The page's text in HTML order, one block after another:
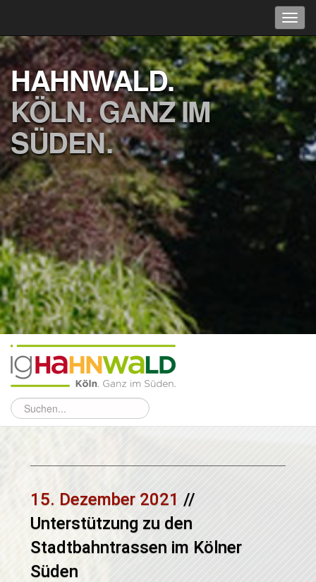
HAHNWALD.
KÖLN. GANZ IM
SÜDEN.
15. Dezember 2021 //
Unterstützung zu den
Stadtbahntrassen im Kölner
Süden